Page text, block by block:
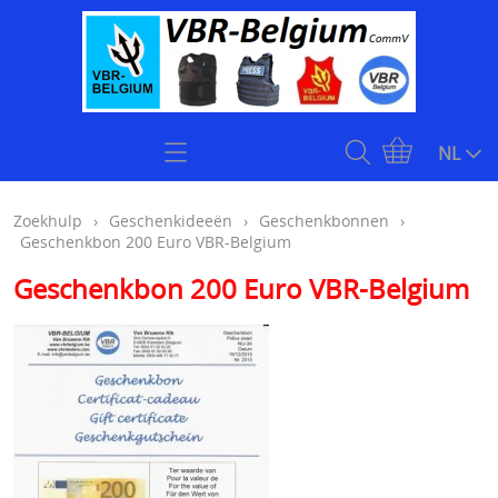
KOOPJES
Stock klasse 4 kogelwerende vesten onmiddellijk
leverbaar
Kogelvrije vesten
Plate carriers level 4
Kogelwerende helmen
NL
Zoekhulp › Geschenkideeën › Geschenkbonnen
›
Geschenkbon 200 Euro VBR-Belgium
Geschenkbon 200 Euro VBR-Belgium